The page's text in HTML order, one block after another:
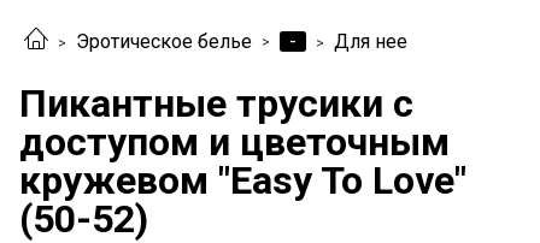
Эротическое белье - Для нее
Пикантные трусики с
доступом и цветочным
кружевом "Easy To Love"
(50-52)